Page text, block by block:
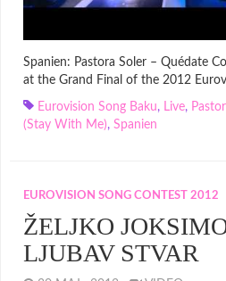
Spanien: Pastora Soler – Quédate
at the Grand Final of the 2012
Eurovision Song Baku, Live,
(Stay With Me), Spanien
EUROVISION SONG CONTEST 2012
ŽELJKO
LJUBAV STVAR